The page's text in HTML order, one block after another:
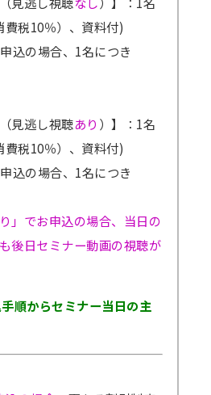
税10％）、資料付)
込の場合、1名につき
見逃し視聴あり ）】：1名
税10％）、資料付)
込の場合、1名につき
」でお申込の場合、当日の
後日セミナー動画の視聴が
順からセミナー当日の主